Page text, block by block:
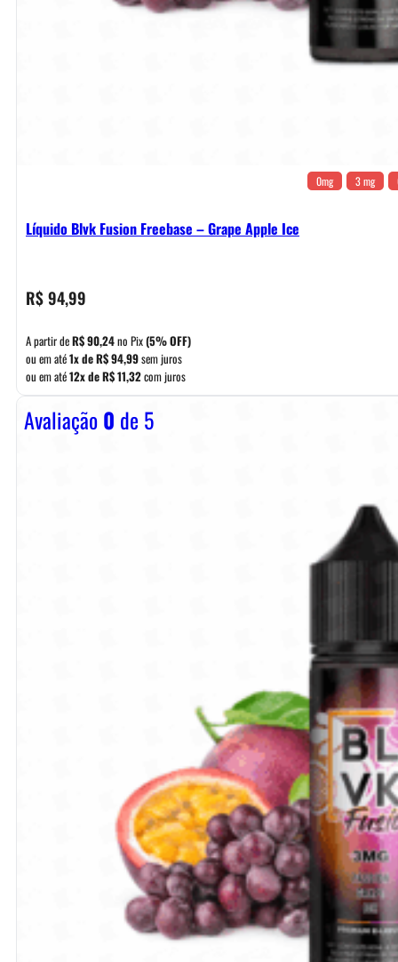
0mg 3 mg
Líquido Blvk Fusion Freebase – Grape Apple Ice
R$94,99
A partir deR$90,24no Pix(5% OFF)
ou em até1x deR$94,99sem juros
ou em até12x deR$11,32com juros
Avaliação0 de 5